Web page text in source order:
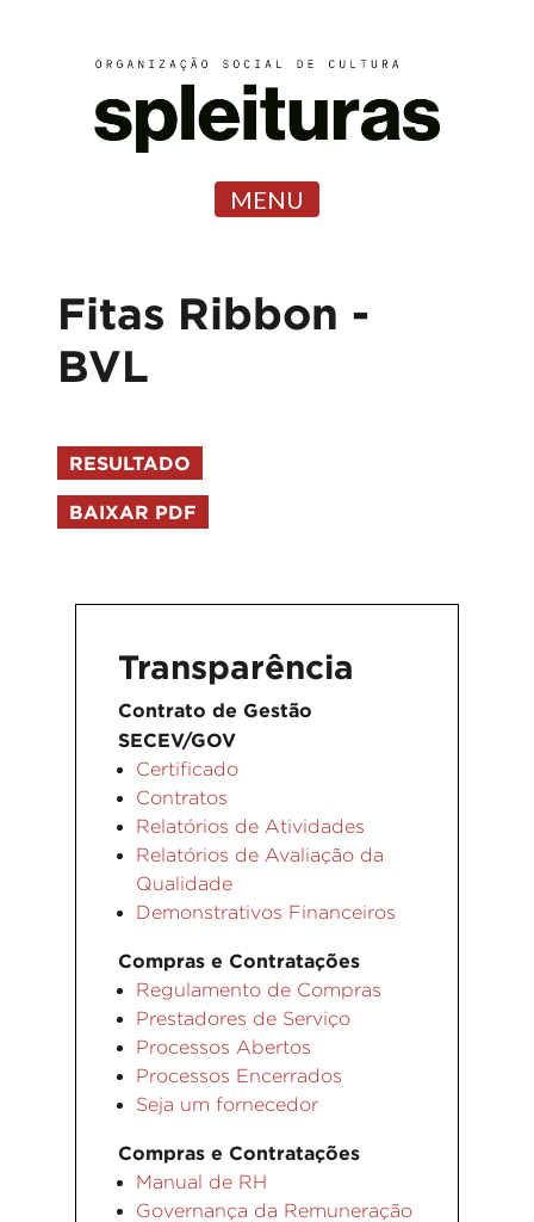
MENU
Fitas Ribbon -
BVL
RESULTADO
BAIXAR PDF
Transparência
Contrato de Gestão
SECEV/GOV
Certificado
Contratos
Relatórios de Atividades
Relatórios de Avaliação da
Qualidade
Demonstrativos Financeiros
Compras e Contratações
Regulamento de Compras
Prestadores de Serviço
Processos Abertos
Processos Encerrados
Seja um fornecedor
Compras e Contratações
Manual de RH
Governança da Remuneração